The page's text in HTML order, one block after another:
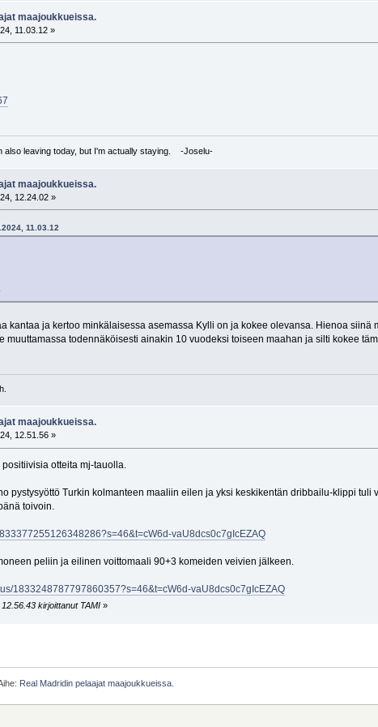
maajoukkueissa.
11.03.12 »
also leaving today, but I'm actually staying. -Joselu-
maajoukkueissa.
12.24.02 »
11.03.12
kantaa ja kertoo minkälaisessa asemassa Kylli on ja kokee olevansa. Hienoa
muuttamassa todennäköisesti ainakin 10 vuodeksi toiseen maahan ja silti kokee
maajoukkueissa.
12.51.56 »
otteita mj-tauolla.
pystysyöttö Turkin kolmanteen maaliin eilen ja yksi keskikentän dribbailu-klippi tuli
toivoin.
vaU8dcs0c7gIcEZAQ
peliin ja eilinen voittomaali 90+3 komeiden veivien jälkeen.
1833248787797860357?s=46&t=cW6d-vaU8dcs0c7gIcEZAQ
kirjoittanut TAMI»
Real Madridin pelaajat maajoukkueissa.